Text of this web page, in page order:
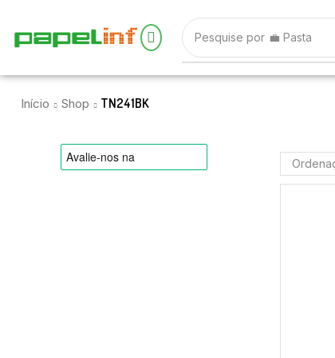
Pesquise por 💼 Pasta
Início Shop TN241BK